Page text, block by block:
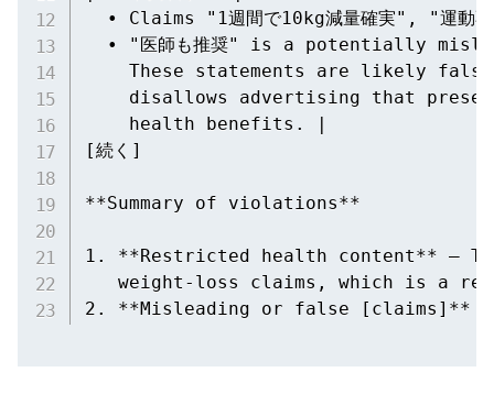
• Claims "1週間で10kg減量確実", "運動
• "医師も推奨" is a potentially
These statements are likely
disallows advertising that
    health benefits. |
[続く]
**Summary of violations**
1. **Restricted health content** –
weight‑loss claims, which is a
2. **Misleading or false [claims]**